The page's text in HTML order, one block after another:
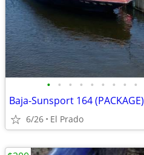
• • • • • • • • •
Baja-Sunsport 164 (PACKAGE)
6/26 El Prado